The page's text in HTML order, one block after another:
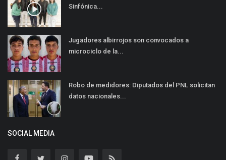
Sinfónica...
Jugadores albirrojos son convocados a
microciclo de la...
Robo de medidores: Diputados del PNL solicitan
datos nacionales...
SOCIAL MEDIA